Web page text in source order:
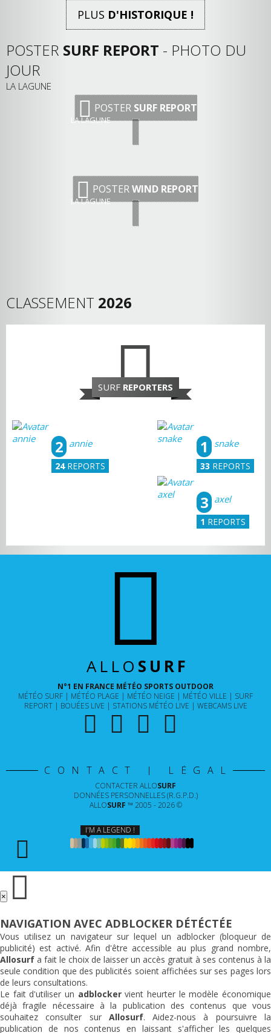
PLUS D'HISTORIQUE !
POSTER SURF REPORT - PHOTO DU
JOUR
LA LAGUNE
POSTER SURF REPORT
LA LAGUNE
POSTERWIND REPORT
LA LAGUNE
CLASSEMENT 2026
SURF REPORTERS
snake
1
33 REPORTS
annie
2
24REPORTS
axel
3
1 REPORTS
ALLO SURF
N°1 EN FRANCE MÉTÉO SPORTS OUTDOOR
MÉTÉO SURF
MÉTÉO PLAGE MÉTÉO NEIGE MÉTÉO VILLE
SURF
REPORT
BOUÉES LIVE STATIONS MÉTÉO LIVE WEBCAMS LIVE
CONTACT | LÉGAL
CONTACTER ALLOSURF
DONNÉES PERSONNELLES (R.G.P.D.)
ALLOSURF ™ 2005 - 2026 ©
I'M A LEGEND !
×
NAVIGATION AVEC ADBLOCKER DÉTÉCTÉE
Vous utilisez un navigateur sur lequel un adblocker (bloqueur de
publicité) est activé. Afin d'être accessible au plus grand nombre,
Allosurf a fait le choix de laisser un accès gratuit à ses contenus à la
seule condition que des publicités soient affichées sur ses pages lors
de leurs consultations.
Le fait d'utiliser un adblockervient heurter le modèle économique
déjà fragile nécessaire à la publication des contenus que vous
souhaitez consulter sur Allosurf. Aidez-nous à poursuivre la
publication de nos contenus en laissant s'afficher les quelques